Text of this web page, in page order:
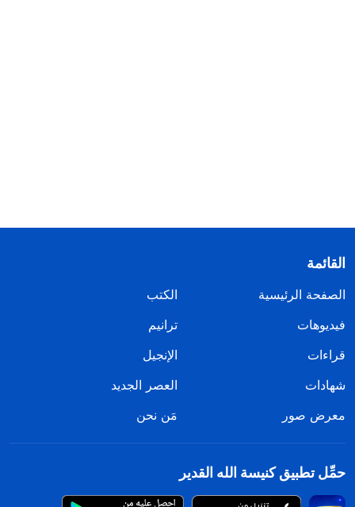
القائمة
الصفحة الرئيسية
الكتب
فيديوهات
ترانيم
قراءات
الإنجيل
شهادات
العصر الجديد
معرض صور
مَن نحن
حمِّل تطبيق كنيسة الله القدير